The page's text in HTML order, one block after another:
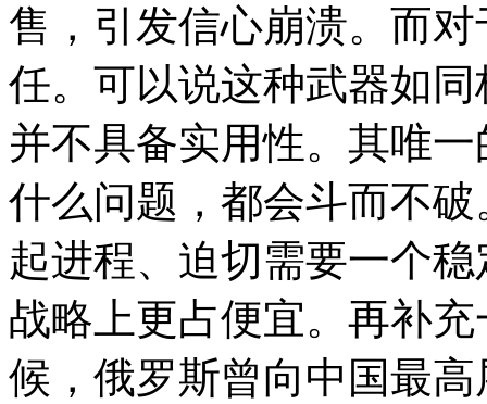
售，引发信心崩溃。而
任。可以说这种武器如
并不具备实用性。其唯
什么问题，都会斗而不
起进程、迫切需要一个
战略上更占便宜。再补
候，俄罗斯曾向中国最